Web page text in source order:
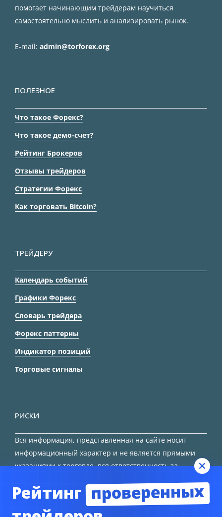
помогает начинающим трейдерам научиться
самостоятельно мыслить и анализировать рынок.
E-mail: admin@torforex.org
ПОЛЕЗНОЕ
Что такое Форекс?
Что такое демо-счет?
Рейтинг Брокеров
Отзывы трейдеров
Стратегии Форекс
Как торговать Bitcoin?
ТРЕЙДЕРУ
Календарь событий
Графики Форекс
Словарь трейдера
Форекс паттерны
Индикатор позиций
Торговые сигналы
РИСКИ
Вся информация, представленная на сайте носит
информационный характер и не является прямыми
указаниями к торговле, вся ответственность за
Рейтинг проверенных